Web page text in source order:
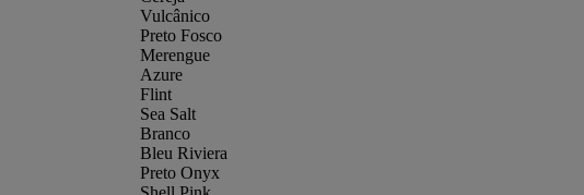
Vulcânico
Preto Fosco
Merengue
Azure
Flint
Sea Salt
Branco
Bleu Riviera
Preto Onyx